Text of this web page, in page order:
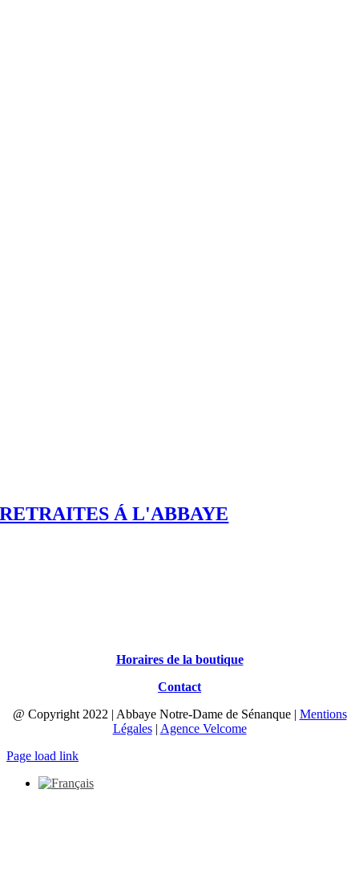
RETRAITES Á L'ABBAYE
Horaires de la boutique
Contact
@ Copyright 2022 | Abbaye Notre-Dame de Sénanque | Mentions
Légales| Agence Velcome
Page load link